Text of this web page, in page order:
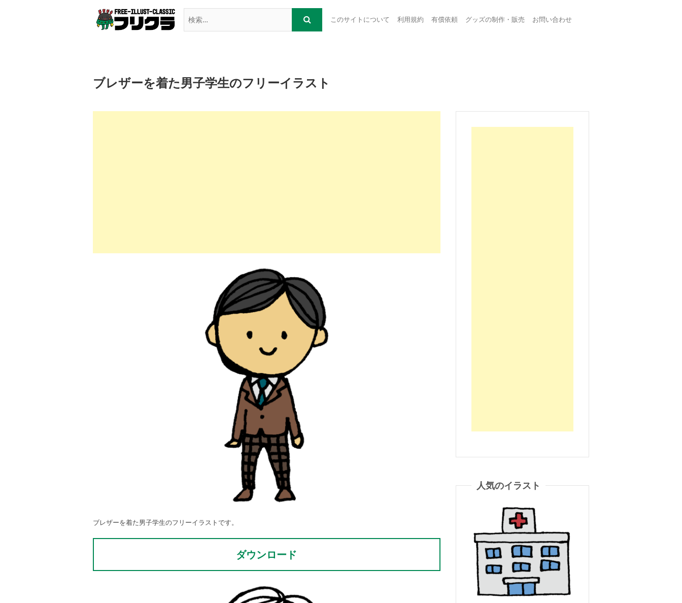
このサイトについて 利用規約 有償依頼 グッズの制作・販売 お問い合わせ
ブレザーを着た男子学生のフリーイラスト
ブレザーを着た男子学生のフリーイラストです。
ダウンロード
人気のイラスト